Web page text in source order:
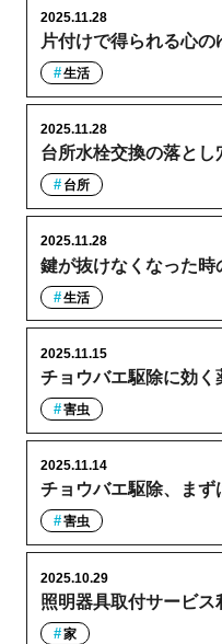
片付けで得られる心の
2025.11.28
生活
台所水栓交換の落とし
2025.11.28
台所
鍵が抜けなくなった時
2025.11.28
生活
チョウバエ駆除に効く
2025.11.15
害虫
チョウバエ駆除、まず
2025.11.14
害虫
照明器具取付サービス
2025.10.29
家